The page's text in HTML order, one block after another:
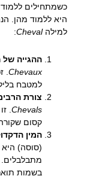
כשמתחילים
היא ללמוד מהן.
למילהCheval
:
ההגייה של
Chevaux
למטבח
צורת
Chevals
.
קסום
המין
(סוסה)
מתבלבלים.
בשמות תואר